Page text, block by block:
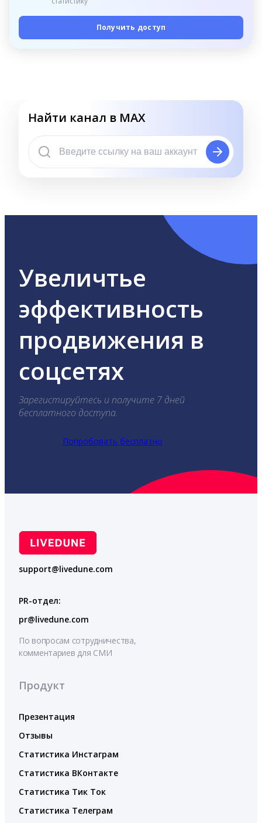
Получить доступ
Найти канал в MAX
Увеличтье
эффективность
продвижения в
соцсетях
Зарегистируйтесь и получите 7 дней
бесплатного доступа.
Попробовать бесплатно
support@livedune.com
PR-отдел:
pr@livedune.com
По вопросам сотрудничества,
комментариев для СМИ
Продукт
Презентация
Отзывы
Статистика Инстаграм
Статистика ВКонтакте
Статистика Тик Ток
Статистика Телеграм